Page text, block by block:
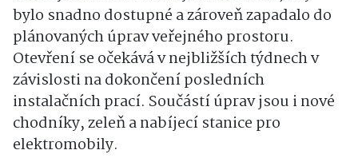
bylo snadno dostupné a zároveň zapadalo do
plánovaných úprav veřejného prostoru.
Otevření se očekává v nejbližších týdnech v
závislosti na dokončení posledních
instalačních prací. Součástí úprav jsou i nové
chodníky, zeleň a nabíjecí stanice pro
elektromobily.